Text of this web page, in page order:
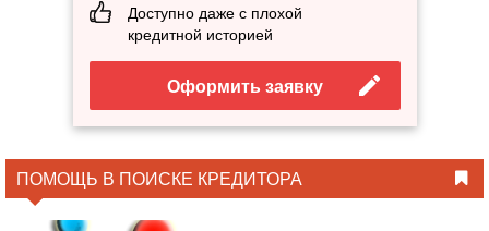
Доступно даже с плохой
кредитной историей
Оформить заявку
ПОМОЩЬ В ПОИСКЕ КРЕДИТОРА